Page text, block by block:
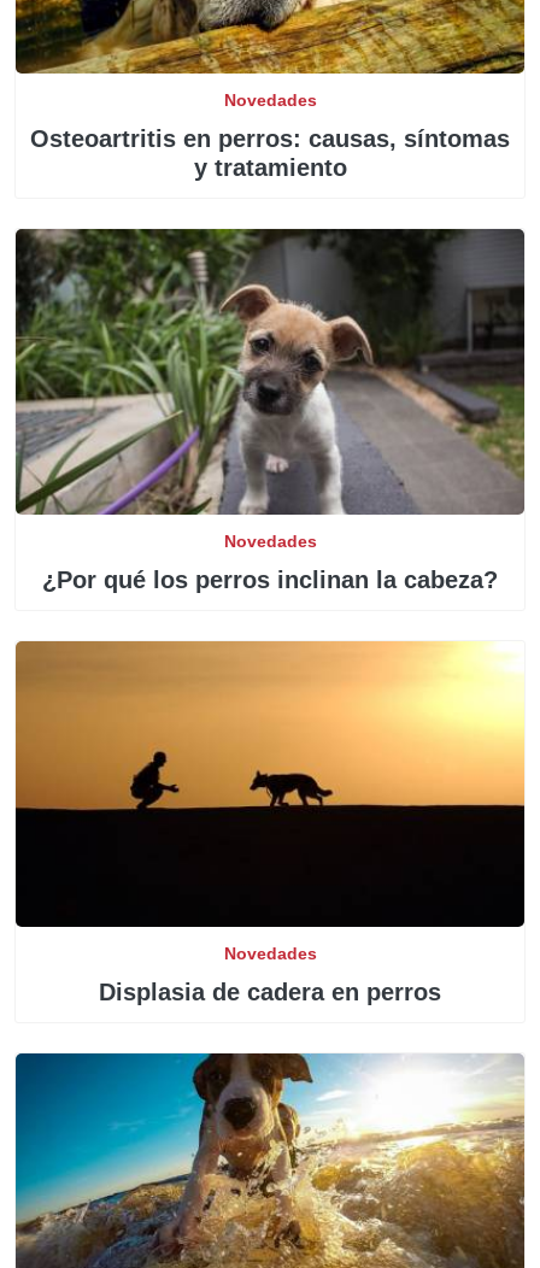
Novedades
Osteoartritis en perros: causas, síntomas
y tratamiento
Novedades
¿Por qué los perros inclinan la cabeza?
Novedades
Displasia de cadera en perros